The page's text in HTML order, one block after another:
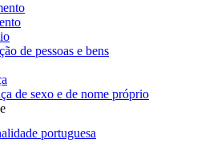
de pessoas e bens
de sexo e de nome próprio
portuguesa